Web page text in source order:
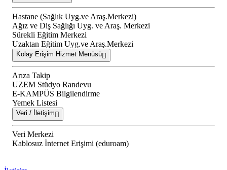
Hastane (Sağlık Uyg.ve Araş.Merkezi)
Ağız ve Diş Sağlığı Uyg. ve Araş. Merkezi
Sürekli Eğitim Merkezi
Uzaktan Eğitim Uyg.ve Araş.Merkezi
Kolay Erişim Hizmet Menüsü
Arıza Takip
UZEM Stüdyo Randevu
E-KAMPÜS Bilgilendirme
Yemek Listesi
Veri / İletişim
Veri Merkezi
Kablosuz İnternet Erişimi (eduroam)